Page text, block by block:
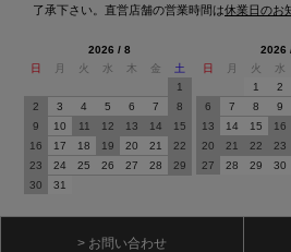
了承下さい。直営店舗の営業時間は休業日のお
2026 / 8
日
月 火 水 木 金
土
1
2
3 4 5 6 7
8
9
10 11 12 13 14
15
16
17 18 19 20 21
22
23
24 25 26 27 28
29
30
31
2026
日
月 火 水
1
2
6
7 8 9
13
14 15 16
20
21 22 23
27
28 29 30
> お問い合わせ